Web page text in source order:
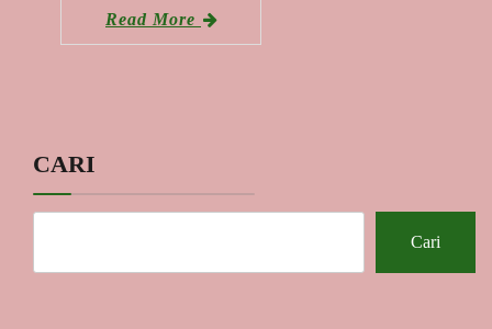
Read More
CARI
Cari